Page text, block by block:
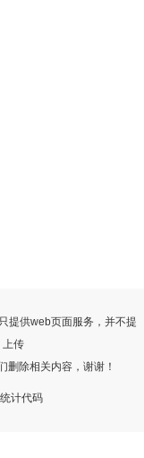
提供web页面服务，并不提
上传
删除相关内容，谢谢！
计代码